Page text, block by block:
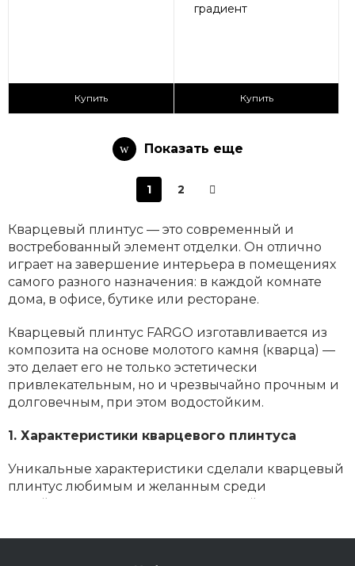
Купить
градиент
Купить
Показать еще
1 2
Кварцевый плинтус — это современный и
востребованный элемент отделки. Он отлично
играет на завершение интерьера в помещениях
самого разного назначения: в каждой комнате
дома, в офисе, бутике или ресторане.
Кварцевый плинтус FARGO изготавливается из
композита на основе молотого камня (кварца) —
это делает его не только эстетически
привлекательным, но и чрезвычайно прочным и
долговечным, при этом водостойким.
1. Характеристики кварцевого плинтуса
Уникальные характеристики сделали кварцевый
плинтус любимым и желанным среди
дизайнеров интерьеров, строителей и тех, кто